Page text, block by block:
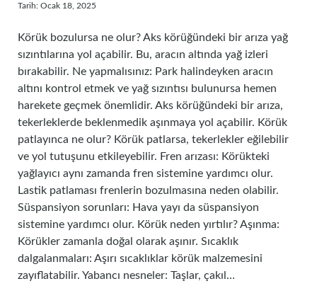
Tarih: Ocak 18, 2025
Körük bozulursa ne olur? Aks körüğündeki bir arıza yağ
sızıntılarına yol açabilir. Bu, aracın altında yağ izleri
bırakabilir. Ne yapmalısınız: Park halindeyken aracın
altını kontrol etmek ve yağ sızıntısı bulunursa hemen
harekete geçmek önemlidir. Aks körüğündeki bir arıza,
tekerleklerde beklenmedik aşınmaya yol açabilir. Körük
patlayınca ne olur? Körük patlarsa, tekerlekler eğilebilir
ve yol tutuşunu etkileyebilir. Fren arızası: Körükteki
yağlayıcı aynı zamanda fren sistemine yardımcı olur.
Lastik patlaması frenlerin bozulmasına neden olabilir.
Süspansiyon sorunları: Hava yayı da süspansiyon
sistemine yardımcı olur. Körük neden yırtılır? Aşınma:
Körükler zamanla doğal olarak aşınır. Sıcaklık
dalgalanmaları: Aşırı sıcaklıklar körük malzemesini
zayıflatabilir. Yabancı nesneler: Taşlar, çakıl…